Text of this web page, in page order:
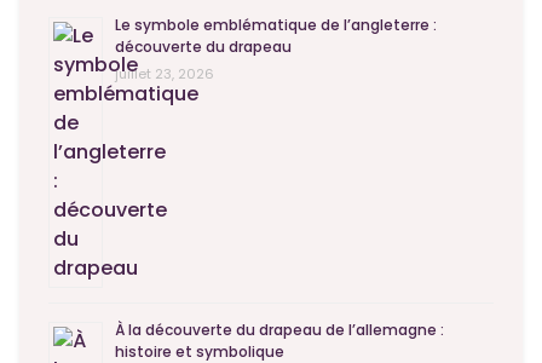
Le symbole emblématique de l’angleterre :
découverte du drapeau
juillet 23, 2026
À la découverte du drapeau de l’allemagne :
histoire et symbolique